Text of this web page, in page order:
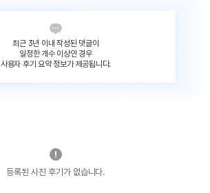
최근 3년 이내 작성된 댓글이
일정한 개수 이상인 경우
사용자 후기 요약 정보가 제공됩니다.
등록된 사진 후기가 없습니다.